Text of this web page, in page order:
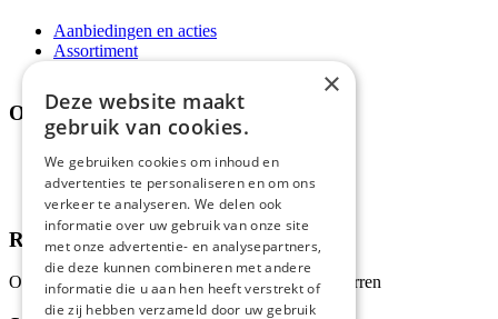
Aanbiedingen en acties
Assortiment
Over ons
Wie zijn wij?
Recepten
Tips
Recensies
Onze klanten waarderen ons met 4.9 van de 5 sterren
×
Deze website maakt
gebruik van cookies.
We gebruiken cookies om inhoud en
advertenties te personaliseren en om ons
verkeer te analyseren. We delen ook
informatie over uw gebruik van onze site
met onze advertentie- en analysepartners,
die deze kunnen combineren met andere
informatie die u aan hen heeft verstrekt of
die zij hebben verzameld door uw gebruik